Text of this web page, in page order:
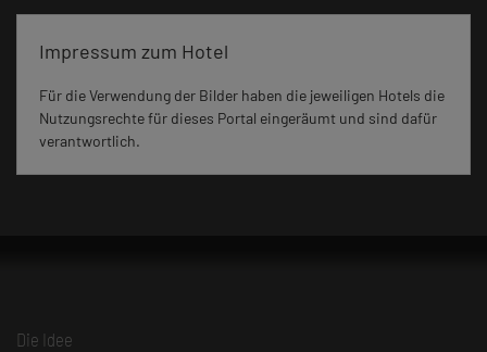
Impressum zum Hotel
Für die Verwendung der Bilder haben die jeweiligen Hotels die
Nutzungsrechte für dieses Portal eingeräumt und sind dafür
verantwortlich.
Die Idee